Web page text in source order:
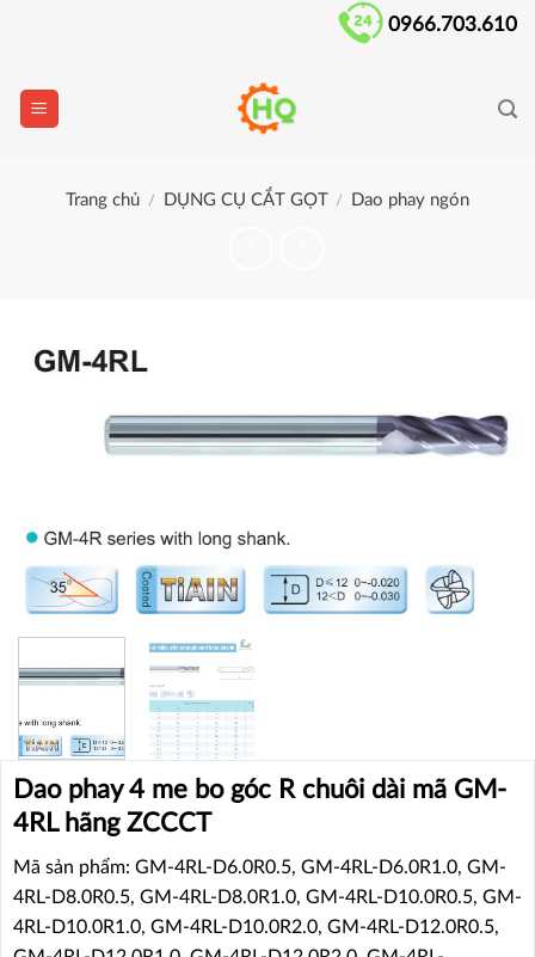
0966.703.610
Trang chủ / DỤNG CỤ CẮT GỌT / Dao phay ngón
Dao phay 4 me bo góc R chuôi dài mã GM-
4RL hãng ZCCCT
Mã sản phẩm: GM-4RL-D6.0R0.5, GM-4RL-D6.0R1.0, GM-
4RL-D8.0R0.5, GM-4RL-D8.0R1.0, GM-4RL-D10.0R0.5, GM-
4RL-D10.0R1.0, GM-4RL-D10.0R2.0, GM-4RL-D12.0R0.5,